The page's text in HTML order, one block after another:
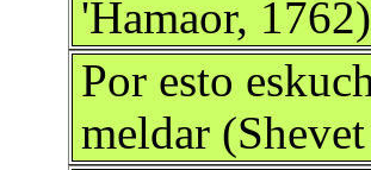
'Hamaor, 1762)
Por esto
meldar